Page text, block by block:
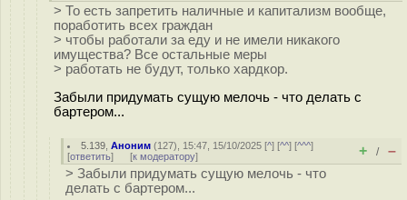
> То есть запретить наличные и капитализм вообще,
поработить всех граждан
> чтобы работали за еду и не имели никакого
имущества? Все остальные меры
> работать не будут, только хардкор.
Забыли придумать сущую мелочь - что делать с
бартером...
5.139 ,Аноним (127), 15:47, 15/10/2025 [^] [^^] [^^^]
[ответить] [к модератору] + / –
> Забыли придумать сущую мелочь - что
делать с бартером...